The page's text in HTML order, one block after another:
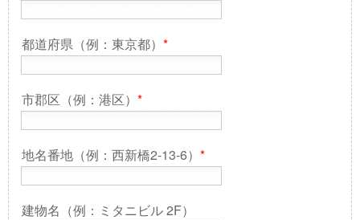
都道府県（例：東京都） *
市郡区（例：港区） *
地名番地（例：西新橋2-13-6） *
建物名（例：ミタニビル 2F）